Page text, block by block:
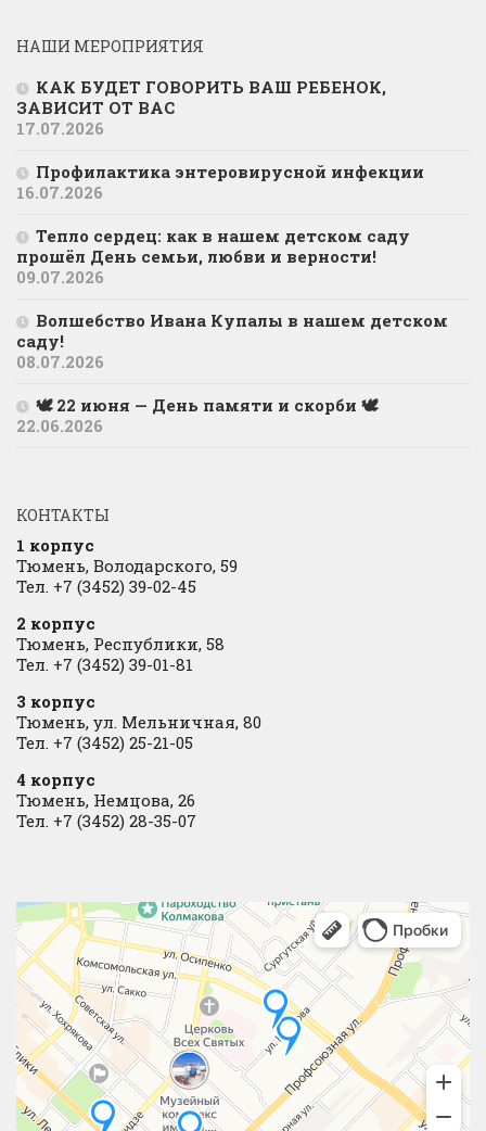
НАШИ МЕРОПРИЯТИЯ
КАК БУДЕТ ГОВОРИТЬ ВАШ РЕБЕНОК,
ЗАВИСИТ ОТ ВАС
17.07.2026
Профилактика энтеровирусной инфекции
16.07.2026
Тепло сердец: как в нашем детском саду
прошёл День семьи, любви и верности!
09.07.2026
Волшебство Ивана Купалы в нашем детском
саду!
08.07.2026
🕊 22 июня — День памяти и скорби 🕊
22.06.2026
КОНТАКТЫ
1 корпус
Тюмень, Володарского, 59
Тел. +7 (3452) 39-02-45
2 корпус
Тюмень, Республики, 58
Тел. +7 (3452) 39-01-81
3 корпус
Тюмень, ул. Мельничная, 80
Тел. +7 (3452) 25-21-05
4 корпус
Тюмень, Немцова, 26
Тел. +7 (3452) 28-35-07